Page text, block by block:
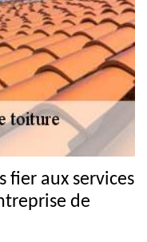
fier aux services
de